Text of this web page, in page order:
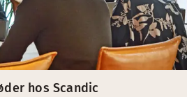
hos Scandic